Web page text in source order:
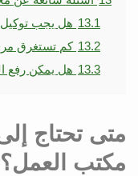
13.1 هل يجب
13.2 كم تستغرق
13.3 هل يمكن رفع
متى تحتاج
مكتب العمل؟